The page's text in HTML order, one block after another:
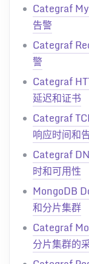
Categraf
告警
Categraf
警
Categraf
延迟和证书
Categraf
响应时间和
Categraf
时和可用性
MongoDB
和分片集群
Categraf
分片集群的